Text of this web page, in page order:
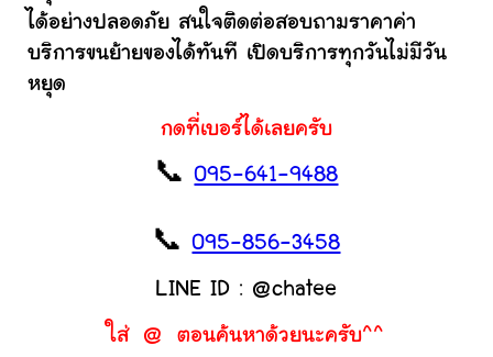
ได้อย่างปลอดภัย สนใจติดต่อสอบถามราคาค่า
บริการขนย้ายของได้ทันที เปิดบริการทุกวันไม่มีวัน
หยุด
กดที่เบอร์ได้เลยครับ
📞095-641-9488
📞095-856-3458
LINE ID : @chatee
ใส่ @ ตอนค้นหาด้วยนะครับ^^